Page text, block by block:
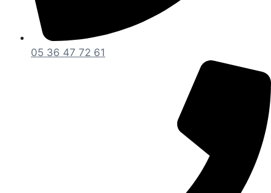
05 36 47 72 61